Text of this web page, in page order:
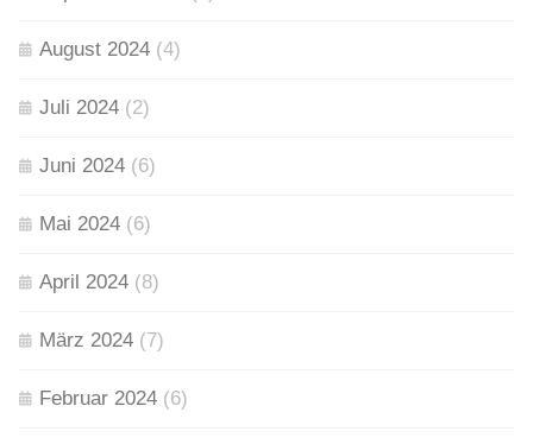
August 2024 (4)
Juli 2024 (2)
Juni 2024 (6)
Mai 2024 (6)
April 2024 (8)
März 2024 (7)
Februar 2024 (6)